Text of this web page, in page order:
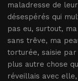
maladresse de
désespérés qui
pas eu, surtout,
sans trêve, ma
torturée, saisie
plus autre chose
réveillais avec